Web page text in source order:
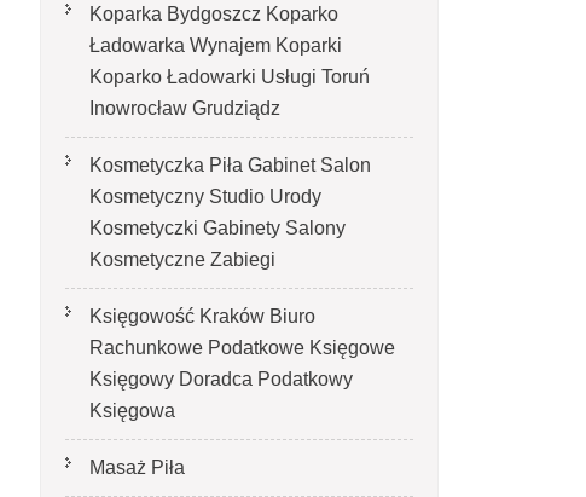
Koparka Bydgoszcz Koparko
Ładowarka Wynajem Koparki
Koparko Ładowarki Usługi Toruń
Inowrocław Grudziądz
Kosmetyczka Piła Gabinet Salon
Kosmetyczny Studio Urody
Kosmetyczki Gabinety Salony
Kosmetyczne Zabiegi
Księgowość Kraków Biuro
Rachunkowe Podatkowe Księgowe
Księgowy Doradca Podatkowy
Księgowa
Masaż Piła